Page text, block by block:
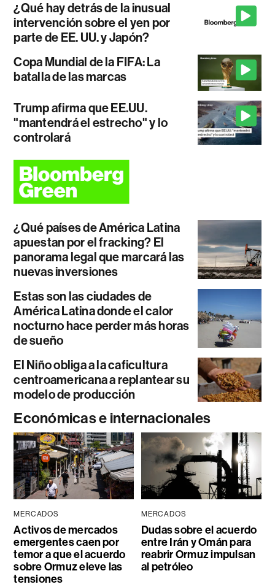
¿Qué hay detrás de la inusual
intervención sobre el yen por
parte de EE. UU. y Japón?
Copa Mundial de la FIFA: La
batalla de las marcas
Trump afirma que EE.UU.
"mantendrá el estrecho" y lo
controlará
¿Qué países de América Latina
apuestan por el fracking? El
panorama legal que marcará las
nuevas inversiones
Estas son las ciudades de
América Latina donde el calor
nocturno hace perder más horas
de sueño
El Niño obliga a la caficultura
centroamericana a replantear su
modelo de producción
Económicas e internacionales
MERCADOS
Activos de mercados
emergentes caen por
temor a que el acuerdo
sobre Ormuz eleve las
tensiones
MERCADOS
Dudas sobre el acuerdo
entre Irán y Omán para
reabrir Ormuz impulsan
al petróleo